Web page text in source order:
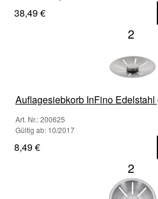
38,49 €
2
Auflagesiebkorb InFino
Art. Nr.: 200625
Gültig ab: 10/2017
8,49 €
2